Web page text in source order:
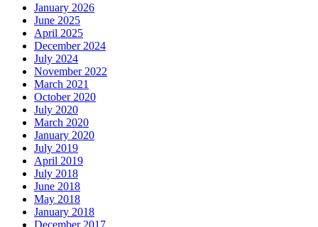
January 2026
June 2025
April 2025
December 2024
July 2024
November 2022
March 2021
October 2020
July 2020
March 2020
January 2020
July 2019
April 2019
July 2018
June 2018
May 2018
January 2018
December 2017